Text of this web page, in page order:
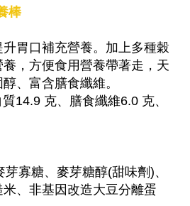
棒
胃口補充營養。加上多種穀
，方便食用營養帶著走，天
、富含膳食纖維。
14.9 克、膳食纖維6.0 克、
寡糖、麥芽糖醇(甜味劑)、
、非基因改造大豆分離蛋